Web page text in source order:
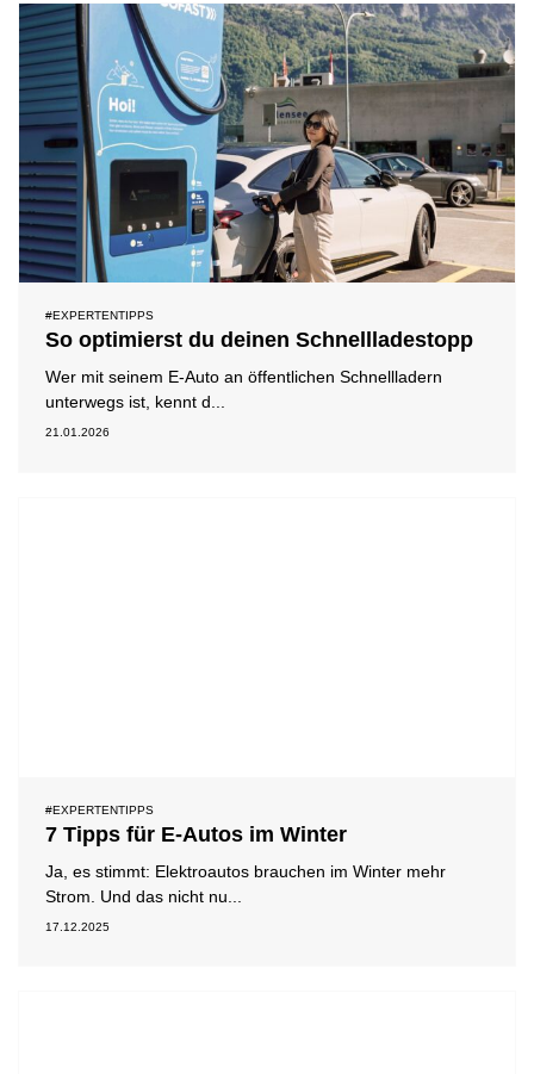
#EXPERTENTIPPS
So optimierst du deinen Schnellladestopp
Wer mit seinem E-Auto an öffentlichen Schnellladern
unterwegs ist, kennt d...
21.01.2026
#EXPERTENTIPPS
7 Tipps für E-Autos im Winter
Ja, es stimmt: Elektroautos brauchen im Winter mehr
Strom. Und das nicht nu...
17.12.2025